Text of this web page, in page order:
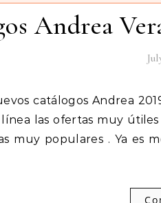
Andrea
las ofertas muy
muy populares . Ya